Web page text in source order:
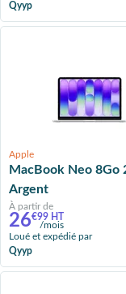
Qyyp
Apple
MacBook Neo 8Go
Argent
À partir de
26€99 HT
/mois
Loué et expédié par
Qyyp